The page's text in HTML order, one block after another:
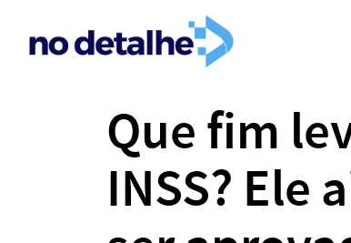
Que fim
INSS? Ele